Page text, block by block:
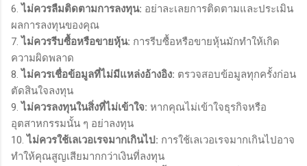
6. ไม่ควรลืมติดตามการลงทุน: อย่าละเลยการติดตามและประเมิน
ผลการลงทุนของคุณ
7. ไม่ควรรีบซื้อหรือขายหุ้น: การรีบซื้อหรือขายหุ้นมักทำให้เกิด
ความผิดพลาด
8. ไม่ควรเชื่อข้อมูลที่ไม่มีแหล่งอ้างอิง: ตรวจสอบข้อมูลทุกครั้งก่อน
ตัดสินใจลงทุน
9. ไม่ควรลงทุนในสิ่งที่ไม่เข้าใจ: หากคุณไม่เข้าใจธุรกิจหรือ
อุตสาหกรรมนั้น ๆ อย่าลงทุน
10. ไม่ควรใช้เลเวอเรจมากเกินไป: การใช้เลเวอเรจมากเกินไปอาจ
ทำให้คุณสูญเสียมากกว่าเงินที่ลงทุน